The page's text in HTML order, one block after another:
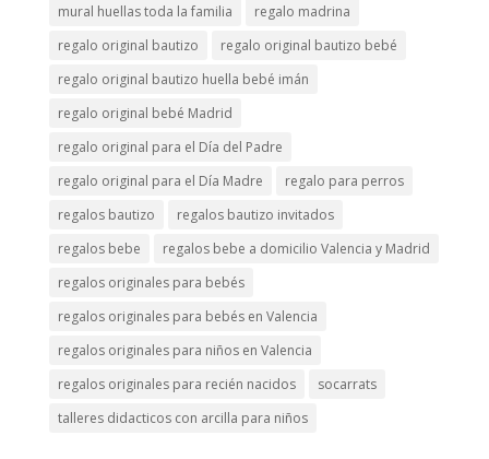
mural huellas toda la familia
regalo madrina
regalo original bautizo
regalo original bautizo bebé
regalo original bautizo huella bebé imán
regalo original bebé Madrid
regalo original para el Día del Padre
regalo original para el Día Madre
regalo para perros
regalos bautizo
regalos bautizo invitados
regalos bebe
regalos bebe a domicilio Valencia y Madrid
regalos originales para bebés
regalos originales para bebés en Valencia
regalos originales para niños en Valencia
regalos originales para recién nacidos
socarrats
talleres didacticos con arcilla para niños